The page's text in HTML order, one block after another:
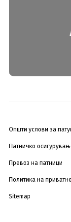
Општи услови за
Патничко
Превоз на патници
Политика на
Sitemap